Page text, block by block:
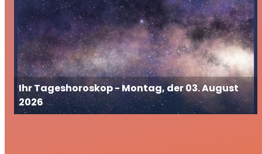
Ihr Tageshoroskop - Montag, der 03. August
2026